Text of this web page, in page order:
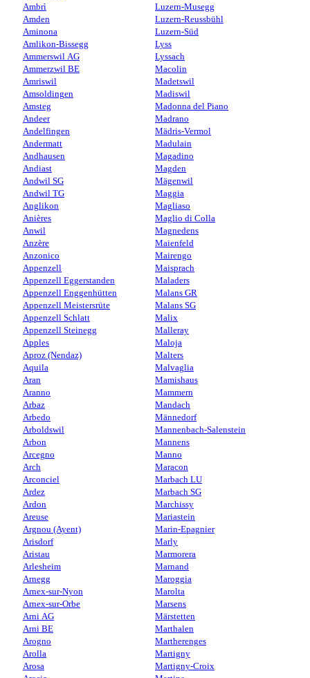
Ambrì
Amden
Aminona
Amlikon-Bissegg
Ammerswil AG
Ammerzwil BE
Amriswil
Amsoldingen
Amsteg
Andeer
Andelfingen
Andermatt
Andhausen
Andiast
Andwil SG
Andwil TG
Anglikon
Anières
Anwil
Anzère
Anzonico
Appenzell
Appenzell Eggerstanden
Appenzell Enggenhütten
Appenzell Meistersrüte
Appenzell Schlatt
Appenzell Steinegg
Apples
Aproz (Nendaz)
Aquila
Aran
Aranno
Arbaz
Arbedo
Arboldswil
Arbon
Arcegno
Arch
Arconciel
Ardez
Ardon
Areuse
Argnou (Ayent)
Arisdorf
Aristau
Arlesheim
Arnegg
Arnex-sur-Nyon
Arnex-sur-Orbe
Arni AG
Arni BE
Arogno
Arolla
Arosa
Luzern-Musegg
Luzern-Reussbühl
Luzern-Süd
Lyss
Lyssach
Macolin
Madetswil
Madiswil
Madonna del Piano
Madrano
Mädris-Vermol
Madulain
Magadino
Magden
Mägenwil
Maggia
Magliaso
Maglio di Colla
Magnedens
Maienfeld
Mairengo
Maisprach
Maladers
Malans GR
Malans SG
Malix
Malleray
Maloja
Malters
Malvaglia
Mamishaus
Mammern
Mandach
Männedorf
Mannenbach-Salenstein
Mannens
Manno
Maracon
Marbach LU
Marbach SG
Marchissy
Mariastein
Marin-Epagnier
Marly
Marmorera
Marnand
Maroggia
Marolta
Marsens
Märstetten
Marthalen
Martherenges
Martigny
Martigny-Croix